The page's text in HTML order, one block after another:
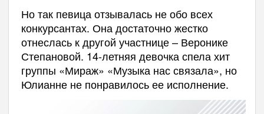
Но так певица отзывалась не обо всех
конкурсантах. Она достаточно жестко
отнеслась к другой участнице – Веронике
Степановой. 14-летняя девочка спела хит
группы «Мираж» «Музыка нас связала», но
Юлианне не понравилось ее исполнение.